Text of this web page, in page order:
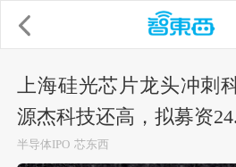
上海硅光芯片龙头冲刺
源杰科技还高，拟募资
半导体IPO 芯东西